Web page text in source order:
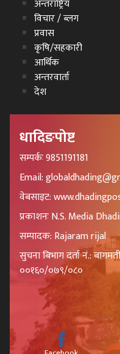
अन्तराष्ट्रिय
विचार / ब्लग
प्रवास
कृषि/सहकारी
आर्थिक
अन्तरवार्ता
देश
धादिङपोष्ट
सम्पर्कः 9851191181
Email:
वेबसाइट:
प्रकाशनः N.S. Media
सम्पादक: Rajaram rijal
सुचना बिभाग दर्ता नं.:
००१६०/०७९/०८०